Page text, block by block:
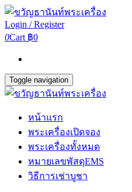
Login / Register
0Cart ฿0
Toggle navigation
หน้าแรก
พระเครื่องเปิดจอง
พระเครื่องทั้งหมด
หมายเลขพัสดุEMS
วิธีการเช่าบูชา